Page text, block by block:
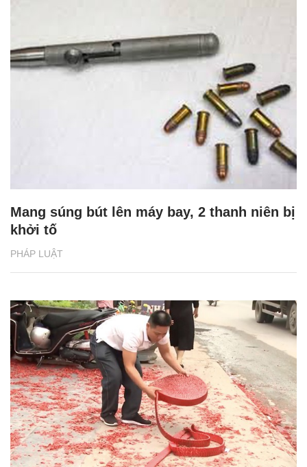
PHÁP LUẬT
Mang súng bút lên máy bay, 2 thanh niên bị
khởi tố